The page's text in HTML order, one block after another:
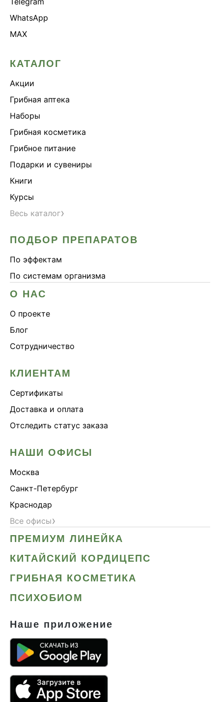
WhatsApp
MAX
КАТАЛОГ
Акции
Грибная аптека
Наборы
Грибная косметика
Грибное питание
Подарки и сувениры
Книги
Курсы
Весь каталог›
ПОДБОР ПРЕПАРАТОВ
По эффектам
По системам организма
О НАС
О проекте
Блог
Сотрудничество
КЛИЕНТАМ
Сертификаты
Доставка и оплата
Отследить статус заказа
НАШИ ОФИСЫ
Москва
Санкт-Петербург
Краснодар
Все офисы›
ПРЕМИУМ ЛИНЕЙКА
КИТАЙСКИЙ КОРДИЦЕПС
ГРИБНАЯ КОСМЕТИКА
ПСИХОБИОМ
Наше приложение